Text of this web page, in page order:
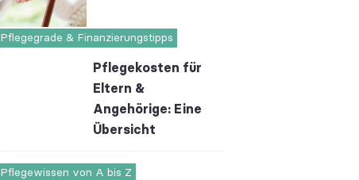
Pflegegrade & Finanzierungstipps
Pflegekosten für
Eltern &
Angehörige: Eine
Übersicht
Pflegewissen von A bis Z